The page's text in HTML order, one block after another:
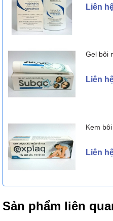
Liên
Gel bôi
Liên
Kem
Liên
Sản phẩm liên